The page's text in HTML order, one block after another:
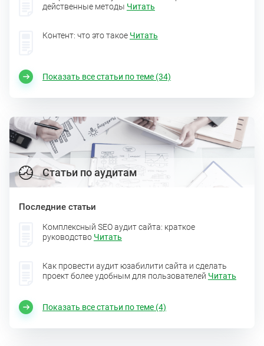
действенные методы Читать
Контент: что это такое Читать
Показать все статьи по теме (34)
Статьи по аудитам
Последние статьи
Комплексный SEO аудит сайта: краткое
руководство Читать
Как провести аудит юзабилити сайта и сделать
проект более удобным для пользователей Читать
Показать все статьи по теме (4)